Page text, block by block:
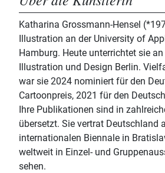
Katharina Grossmann-Hensel
Illustration an der University of
Hamburg. Heute unterrichtet sie
Illustration und Design Berlin.
war sie 2024 nominiert für den
Cartoonpreis, 2021 für den
Ihre Publikationen sind in
übersetzt. Sie vertrat Deutschland
internationalen Biennale in
weltweit in Einzel- und
sehen.